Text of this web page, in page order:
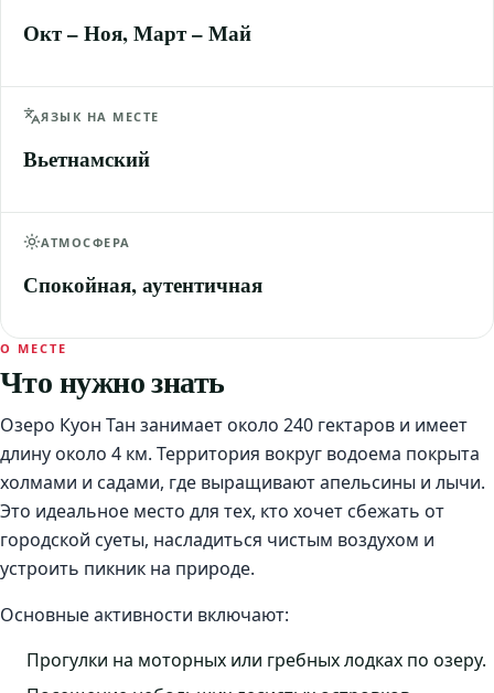
Окт – Ноя, Март – Май
ЯЗЫК НА МЕСТЕ
Вьетнамский
АТМОСФЕРА
Спокойная, аутентичная
О МЕСТЕ
Что нужно знать
Озеро Куон Тан занимает около 240 гектаров и имеет
длину около 4 км. Территория вокруг водоема покрыта
холмами и садами, где выращивают апельсины и лычи.
Это идеальное место для тех, кто хочет сбежать от
городской суеты, насладиться чистым воздухом и
устроить пикник на природе.
Основные активности включают:
Прогулки на моторных или гребных лодках по озеру.